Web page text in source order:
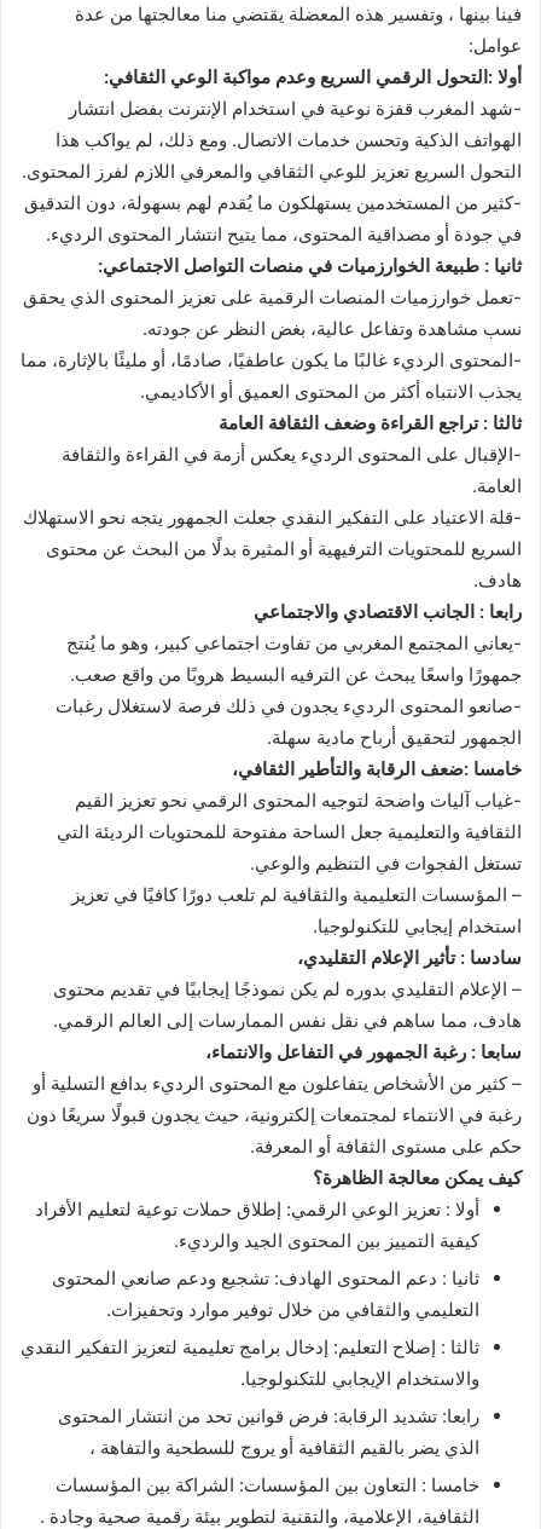
فينا بينها ، وتفسير هذه المعضلة يقتضي منا معالجتها من عدة
عوامل:
أولا :التحول الرقمي السريع وعدم مواكبة الوعي الثقافي:
-شهد المغرب قفزة نوعية في استخدام الإنترنت بفضل انتشار
الهواتف الذكية وتحسن خدمات الاتصال. ومع ذلك، لم يواكب هذا
التحول السريع تعزيز للوعي الثقافي والمعرفي اللازم لفرز المحتوى.
-كثير من المستخدمين يستهلكون ما يُقدم لهم بسهولة، دون التدقيق
في جودة أو مصداقية المحتوى، مما يتيح انتشار المحتوى الرديء.
ثانيا : طبيعة الخوارزميات في منصات التواصل الاجتماعي:
-تعمل خوارزميات المنصات الرقمية على تعزيز المحتوى الذي يحقق
نسب مشاهدة وتفاعل عالية، بغض النظر عن جودته.
-المحتوى الرديء غالبًا ما يكون عاطفيًا، صادمًا، أو مليئًا بالإثارة، مما
يجذب الانتباه أكثر من المحتوى العميق أو الأكاديمي.
ثالثا : تراجع القراءة وضعف الثقافة العامة
-الإقبال على المحتوى الرديء يعكس أزمة في القراءة والثقافة
العامة.
-قلة الاعتياد على التفكير النقدي جعلت الجمهور يتجه نحو الاستهلاك
السريع للمحتويات الترفيهية أو المثيرة بدلًا من البحث عن محتوى
هادف.
رابعا : الجانب الاقتصادي والاجتماعي
-يعاني المجتمع المغربي من تفاوت اجتماعي كبير، وهو ما يُنتج
جمهورًا واسعًا يبحث عن الترفيه البسيط هروبًا من واقع صعب.
-صانعو المحتوى الرديء يجدون في ذلك فرصة لاستغلال رغبات
الجمهور لتحقيق أرباح مادية سهلة.
خامسا :ضعف الرقابة والتأطير الثقافي،
-غياب آليات واضحة لتوجيه المحتوى الرقمي نحو تعزيز القيم
الثقافية والتعليمية جعل الساحة مفتوحة للمحتويات الرديئة التي
تستغل الفجوات في التنظيم والوعي.
– المؤسسات التعليمية والثقافية لم تلعب دورًا كافيًا في تعزيز
استخدام إيجابي للتكنولوجيا.
سادسا : تأثير الإعلام التقليدي،
– الإعلام التقليدي بدوره لم يكن نموذجًا إيجابيًا في تقديم محتوى
هادف، مما ساهم في نقل نفس الممارسات إلى العالم الرقمي.
سابعا : رغبة الجمهور في التفاعل والانتماء،
– كثير من الأشخاص يتفاعلون مع المحتوى الرديء بدافع التسلية أو
رغبة في الانتماء لمجتمعات إلكترونية، حيث يجدون قبولًا سريعًا دون
حكم على مستوى الثقافة أو المعرفة.
كيف يمكن معالجة الظاهرة؟
أولا : تعزيز الوعي الرقمي: إطلاق حملات توعية لتعليم الأفراد
كيفية التمييز بين المحتوى الجيد والرديء.
ثانيا : دعم المحتوى الهادف: تشجيع ودعم صانعي المحتوى
التعليمي والثقافي من خلال توفير موارد وتحفيزات.
ثالثا : إصلاح التعليم: إدخال برامج تعليمية لتعزيز التفكير النقدي
والاستخدام الإيجابي للتكنولوجيا.
رابعا: تشديد الرقابة: فرض قوانين تحد من انتشار المحتوى
الذي يضر بالقيم الثقافية أو يروج للسطحية والتفاهة ،
خامسا : التعاون بين المؤسسات: الشراكة بين المؤسسات
الثقافية، الإعلامية، والتقنية لتطوير بيئة رقمية صحية وجادة .